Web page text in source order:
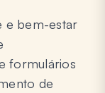
e bem-estar
formulários
de